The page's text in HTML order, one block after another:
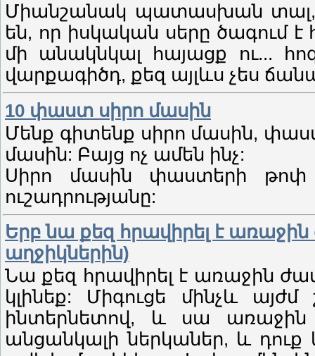
Միանշանակ պատասխան տալ,
են, որ իսկական սերը ծագում
մի անակնկալ հայացք ու...
վարքագիծդ, քեզ այլևս չես
10 փաստ սիրո մասին
Մենք գիտենք սիրո մասին,
մասին: Բայց ոչ ամեն ինչ:
Սիրո մասին փաստերի թոփ
ուշադրությանը:
Երբ նա քեզ հրավիրել է
աղջիկներին)
Նա քեզ հրավիրել է առաջին
կլինեք: Միգուցե մինչև
ինտերնետով, և սա առաջին
անցանկալի ներկաներ, և դուք